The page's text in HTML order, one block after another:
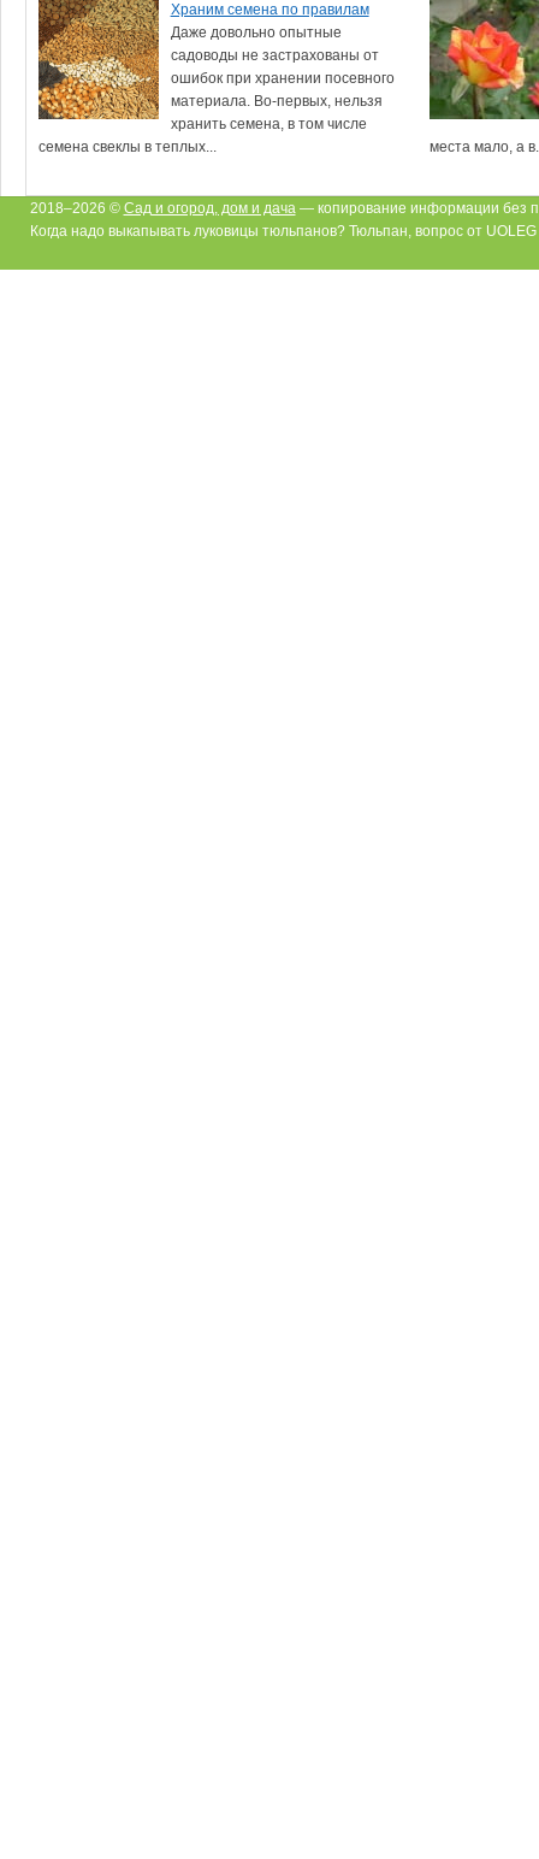
Храним семена по правилам
Даже довольно опытные
садоводы не застрахованы от
ошибок при хранении посевного
материала. Во-первых, нельзя
хранить семена, в том числе
семена свеклы в теплых...
места мало, а
2018–2026 © Сад и огород, дом и дача — копирование информации без
Когда надо выкапывать луковицы тюльпанов? Тюльпан, вопрос от UOLEG